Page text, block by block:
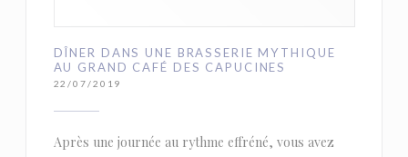
DÎNER DANS UNE BRASSERIE MYTHIQUE
AU GRAND CAFÉ DES CAPUCINES
22/07/2019
Après une journée au rythme effréné, vous avez